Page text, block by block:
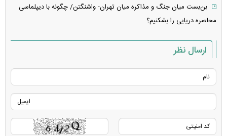
بن‌بست میان جنگ و مذاکره میان تهران- واشنگتن/ چگونه با دیپلماسی
محاصره دریایی را بشکنیم؟
ارسال نظر